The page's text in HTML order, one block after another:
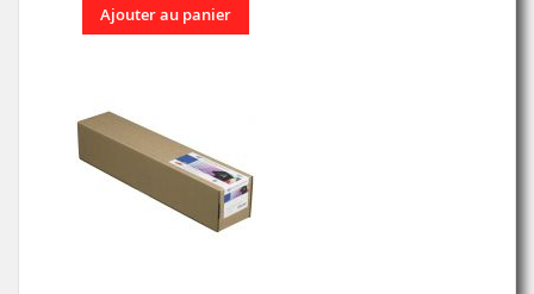
Ajouter au panier